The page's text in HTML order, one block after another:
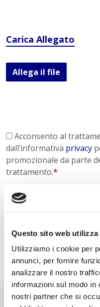
Questo sito web utilizza
Utilizziamo i cookie per
annunci, per fornire
analizzare il nostro
informazioni sul modo
nostri partner che si
Carica Allegato
Allega il file
Acconsento al
dall’informativa privacy
promozionale da parte
trattamento.*
Invia candidatura
Liceo